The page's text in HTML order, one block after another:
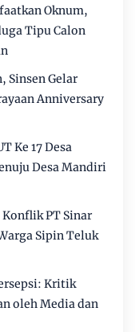
Oknum,
Tipu Calon
Sinsen Gelar
Anniversary
Ke 17 Desa
Desa Mandiri
PT Sinar
Sipin Teluk
Kritik
oleh Media dan